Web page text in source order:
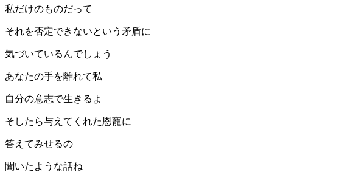
私だけのものだって
それを否定できないという矛盾に
気づいているんでしょう
あなたの手を離れて私
自分の意志で生きるよ
そしたら与えてくれた恩寵に
答えてみせるの
聞いたような話ね